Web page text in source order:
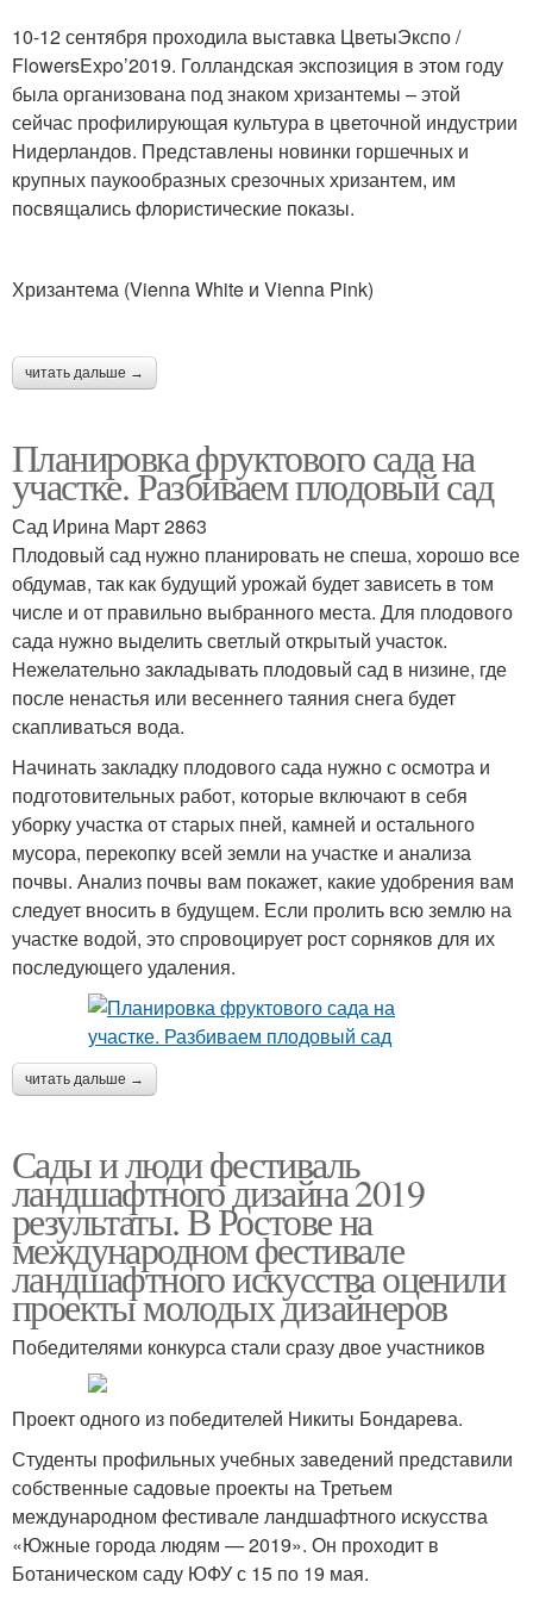
10-12 сентября проходила выставка ЦветыЭкспо /
FlowersExpo’2019. Голландская экспозиция в этом году
была организована под знаком хризантемы – этой
сейчас профилирующая культура в цветочной индустрии
Нидерландов. Представлены новинки горшечных и
крупных паукообразных срезочных хризантем, им
посвящались флористические показы.
Хризантема (Vienna White и Vienna Pink)
читать дальше →
Планировка фруктового сада на
участке. Разбиваем плодовый сад
Сад Ирина Март 2863
Плодовый сад нужно планировать не спеша, хорошо все
обдумав, так как будущий урожай будет зависеть в том
числе и от правильно выбранного места. Для плодового
сада нужно выделить светлый открытый участок.
Нежелательно закладывать плодовый сад в низине, где
после ненастья или весеннего таяния снега будет
скапливаться вода.
Начинать закладку плодового сада нужно с осмотра и
подготовительных работ, которые включают в себя
уборку участка от старых пней, камней и остального
мусора, перекопку всей земли на участке и анализа
почвы. Анализ почвы вам покажет, какие удобрения вам
следует вносить в будущем. Если пролить всю землю на
участке водой, это спровоцирует рост сорняков для их
последующего удаления.
читать дальше →
Сады и люди фестиваль
ландшафтного дизайна 2019
результаты. В Ростове на
международном фестивале
ландшафтного искусства оценили
проекты молодых дизайнеров
Победителями конкурса стали сразу двое участников
Проект одного из победителей Никиты Бондарева.
Студенты профильных учебных заведений представили
собственные садовые проекты на Третьем
международном фестивале ландшафтного искусства
«Южные города людям — 2019». Он проходит в
Ботаническом саду ЮФУ с 15 по 19 мая.